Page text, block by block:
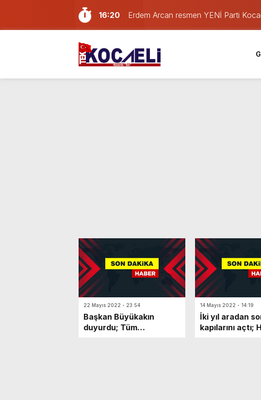
16:20
Erdem Arcan resmen YENİ Parti
14:13
Doğum günü kutlamaya gitmişti: 14
13:55
Paraf Körfez karta ilk 24 saatte rekor
12:39
Son dakika Kocaeli’de yangın:
11:33
Kocaelispor’da transfer hareketliliği
22 Mayıs 2022 - 23:54
Başkan Büyükakın
duyurdu; Tüm
14 Mayıs 2022 - 14:19
İki yıl aradan
kapılarını açtı;